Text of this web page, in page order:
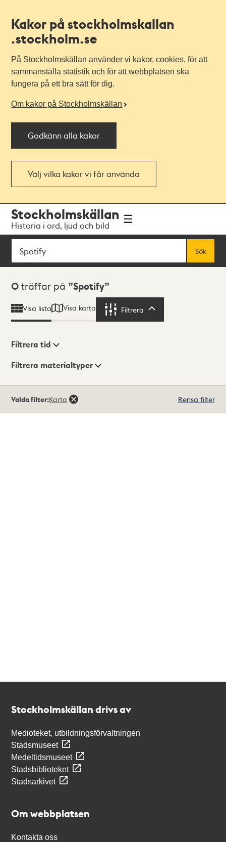
Kakor på stockholmskallan
.stockholm.se
På Stockholmskällan använder vi kakor, cookies, för att
sammanställa statistik och för att webbplatsen ska
fungera på ett bra sätt för dig.
Om kakor på Stockholmskällan
Godkänn alla kakor
Välj vilka kakor vi får använda
navigationen
huvudinnehållet
Stockholmskällan
Historia i ord, ljud och bild
Sök
Sök
Sökresultat
0 träffar på Spotify
Visa lista Visa karta Filtrera
Visningsläge
Filtrera tid
Filtrera materialtyper
träffar
Valda filter:Karta Rensa filter
Stockholmskällan drivs av
Medioteket, utbildningsförvaltningen
Stadsmuseet
Medeltidsmuseet
Stadsbiblioteket
Stadsarkivet
Om webbplatsen
Kontakta oss